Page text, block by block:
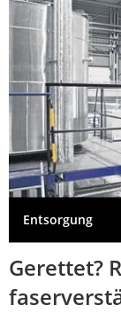
Entsorgung
Gerettet?